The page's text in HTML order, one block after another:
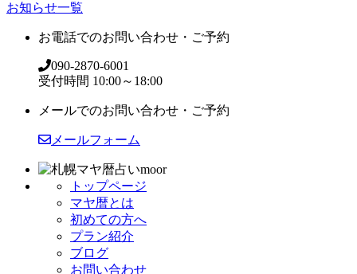
お知らせ一覧
お電話でのお問い合わせ・ご予約
090-2870-6001
受付時間 10:00～18:00
メールでのお問い合わせ・ご予約
メールフォーム
トップページ
マヤ暦とは
初めての方へ
プラン紹介
ブログ
お問い合わせ